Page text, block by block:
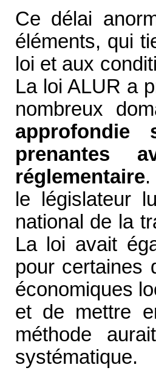
Ce délai
éléments, qui
loi et aux
La loi ALUR a
nombreux
approfondie
prenantes
réglementaire.
le législateur
national de la
La loi avait
pour certaines
économiques
et de mettre
méthode
systématique.